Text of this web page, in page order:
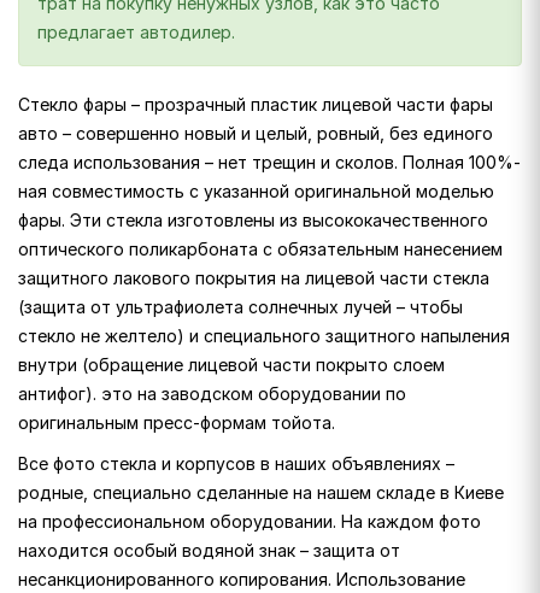
предлагает автодилер.
Стекло фары – прозрачный пластик лицевой части фары
авто – совершенно новый и целый, ровный, без единого
следа использования – нет трещин и сколов. Полная 100%-
ная совместимость с указанной оригинальной моделью
фары. Эти стекла изготовлены из высококачественного
оптического поликарбоната с обязательным нанесением
защитного лакового покрытия на лицевой части стекла
(защита от ультрафиолета солнечных лучей – чтобы
стекло не желтело) и специального защитного напыления
внутри (обращение лицевой части покрыто слоем
антифог). это на заводском оборудовании по
оригинальным пресс-формам тойота.
Все фото стекла и корпусов в наших объявлениях –
родные, специально сделанные на нашем складе в Киеве
на профессиональном оборудовании. На каждом фото
находится особый водяной знак – защита от
несанкционированного копирования. Использование